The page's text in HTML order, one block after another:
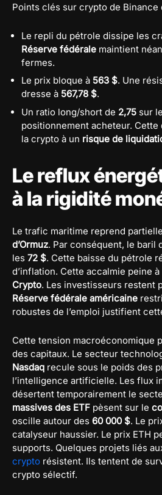
Points clés sur crypto de Binance
Le repli du pétrole dissipe les
Réserve fédérale maintient
fermes.
Le prix bloque à 563 $. Une
dresse à 567,78 $.
Un ratio long/short de 2,75 sur
positionnement acheteur.
la crypto à un risque de
Le reflux
à la rigidité
Le trafic maritime reprend
d’Ormuz. Par conséquent, le baril
les 72 $. Cette baisse du pétrole
d’inflation. Cette accalmie peine
Crypto. Les investisseurs restent
Réserve fédérale américaine
robustes de l’emploi justifient
Cette tension macroéconomique
des capitaux. Le secteur
Nasdaq recule sous le poids des
l’intelligence artificielle. Les flux
désertent temporairement le
massives des ETF pèsent sur le
oscille autour des 60 000 $. Le
catalyseur haussier. Le prix ETH
supports. Quelques projets liés
crypto résistent. Ils tentent de
crypto sélectif.